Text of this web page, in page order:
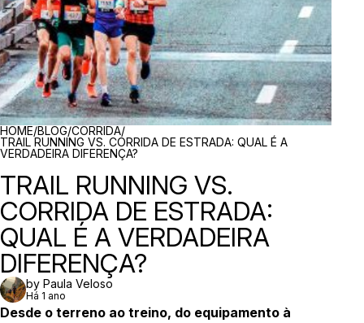
BREADCRUMBS
HOME/BLOG/CORRIDA/
TRAIL RUNNING VS. CORRIDA DE ESTRADA: QUAL É A
VERDADEIRA DIFERENÇA?
TRAIL RUNNING VS.
CORRIDA DE ESTRADA:
QUAL É A VERDADEIRA
DIFERENÇA?
by Paula Veloso
Há 1 ano
Desde o terreno ao treino, do equipamento à